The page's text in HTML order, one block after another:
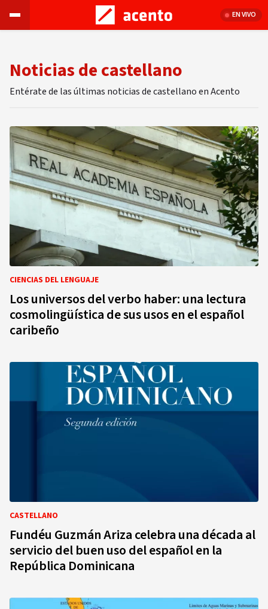
EN VIVO
Noticias de castellano
Entérate de las últimas noticias de castellano en Acento
CIENCIAS DEL LENGUAJE
Los universos del verbo haber: una lectura
cosmolingüística de sus usos en el español
caribeño
CASTELLANO
Fundéu Guzmán Ariza celebra una década al
servicio del buen uso del español en la
República Dominicana